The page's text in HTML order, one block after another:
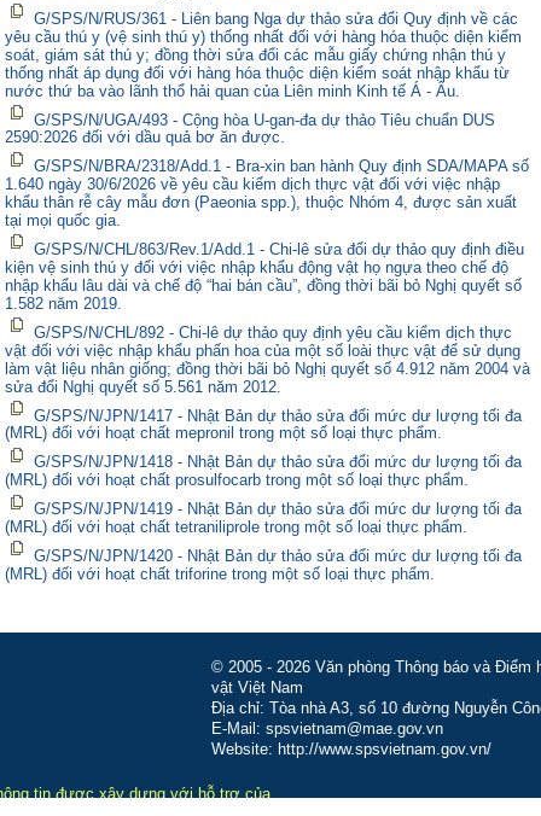
G/SPS/N/RUS/361 - Liên bang Nga dự thảo sửa đổi Quy định về các
yêu cầu thú y (vệ sinh thú y) thống nhất đối với hàng hóa thuộc diện kiểm
soát, giám sát thú y; đồng thời sửa đổi các mẫu giấy chứng nhận thú y
thống nhất áp dụng đối với hàng hóa thuộc diện kiểm soát nhập khẩu từ
nước thứ ba vào lãnh thổ hải quan của Liên minh Kinh tế Á - Âu.
G/SPS/N/UGA/493 - Cộng hòa U-gan-đa dự thảo Tiêu chuẩn DUS
2590:2026 đối với dầu quả bơ ăn được.
G/SPS/N/BRA/2318/Add.1 - Bra-xin ban hành Quy định SDA/MAPA số
1.640 ngày 30/6/2026 về yêu cầu kiểm dịch thực vật đối với việc nhập
khẩu thân rễ cây mẫu đơn (Paeonia spp.), thuộc Nhóm 4, được sản xuất
tại mọi quốc gia.
G/SPS/N/CHL/863/Rev.1/Add.1 - Chi-lê sửa đổi dự thảo quy định điều
kiện vệ sinh thú y đối với việc nhập khẩu động vật họ ngựa theo chế độ
nhập khẩu lâu dài và chế độ “hai bán cầu”, đồng thời bãi bỏ Nghị quyết số
1.582 năm 2019.
G/SPS/N/CHL/892 - Chi-lê dự thảo quy định yêu cầu kiểm dịch thực
vật đối với việc nhập khẩu phấn hoa của một số loài thực vật để sử dụng
làm vật liệu nhân giống; đồng thời bãi bỏ Nghị quyết số 4.912 năm 2004 và
sửa đổi Nghị quyết số 5.561 năm 2012.
G/SPS/N/JPN/1417 - Nhật Bản dự thảo sửa đổi mức dư lượng tối đa
(MRL) đối với hoạt chất mepronil trong một số loại thực phẩm.
G/SPS/N/JPN/1418 - Nhật Bản dự thảo sửa đổi mức dư lượng tối đa
(MRL) đối với hoạt chất prosulfocarb trong một số loại thực phẩm.
G/SPS/N/JPN/1419 - Nhật Bản dự thảo sửa đổi mức dư lượng tối đa
(MRL) đối với hoạt chất tetraniliprole trong một số loại thực phẩm.
G/SPS/N/JPN/1420 - Nhật Bản dự thảo sửa đổi mức dư lượng tối đa
(MRL) đối với hoạt chất triforine trong một số loại thực phẩm.
© 2005 - 2026 Văn phòng Thông báo và
vật Việt Nam
Địa chỉ: Tòa nhà A3, số 10 đường Nguyễn
E-Mail: spsvietnam@mae.gov.vn
Website: http://www.spsvietnam.gov.vn/
tin được xây dựng với hỗ trợ của